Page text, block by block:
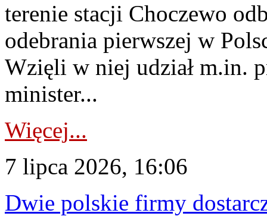
terenie stacji Choczewo
odebrania pierwszej w
Wzięli w niej udział m.in.
minister...
Więcej...
7 lipca 2026, 16:06
Dwie polskie firmy